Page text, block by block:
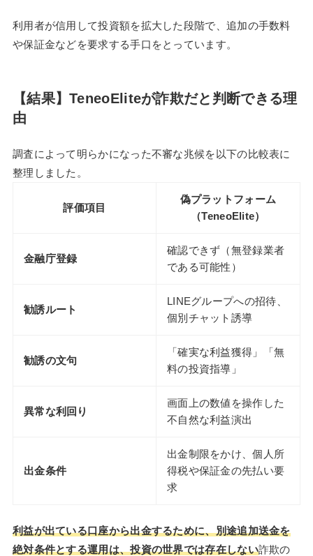
利用者が信用して投資額を拡大した段階で、追加の手数料
や保証金などを要求する手口をとっています。
【結果】TeneoEliteが詐欺だと判断できる理
由
調査によって明らかになった不審な兆候を以下の比較表に
整理しました。
評価項目
偽プラットフォーム
（TeneoElite）
金融庁登録
確認できず（無登録業者
である可能性）
勧誘ルート
LINEグループへの招待、
個別チャット誘導
勧誘の文句
「確実な利益獲得」「無
料の投資指導」
異常な利回り
画面上の数値を操作した
不自然な利益演出
出金条件
出金制限をかけ、個人所
得税や保証金の先払い要
求
利益が出ている口座から出金するために、別途追加送金を
絶対条件とする運用は、投資の世界では存在しない詐欺の